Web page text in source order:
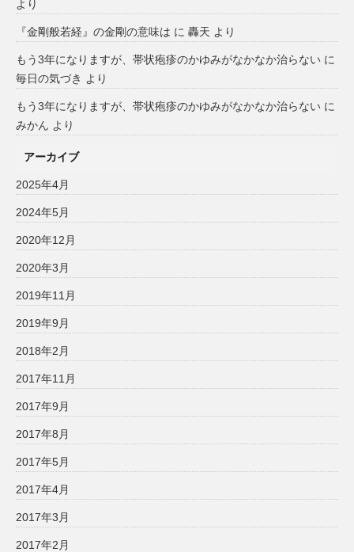
より
『金剛般若経』の金剛の意味は に 轟天 より
もう3年になりますが、帯状疱疹のかゆみがなかなか治らない に
毎日の気づき より
もう3年になりますが、帯状疱疹のかゆみがなかなか治らない に
みかん より
アーカイブ
2025年4月
2024年5月
2020年12月
2020年3月
2019年11月
2019年9月
2018年2月
2017年11月
2017年9月
2017年8月
2017年5月
2017年4月
2017年3月
2017年2月